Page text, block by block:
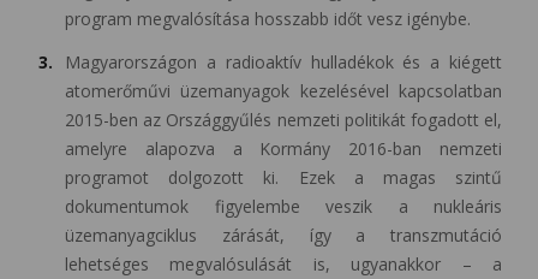
program megvalósítása hosszabb időt vesz igénybe.
Magyarországon a radioaktív hulladékok és a kiégett
atomerőművi üzemanyagok kezelésével kapcsolatban
2015-ben az Országgyűlés nemzeti politikát fogadott el,
amelyre alapozva a Kormány 2016-ban nemzeti
programot dolgozott ki. Ezek a magas szintű
dokumentumok figyelembe veszik a nukleáris
üzemanyagciklus zárását, így a transzmutáció
lehetséges megvalósulását is, ugyanakkor – a